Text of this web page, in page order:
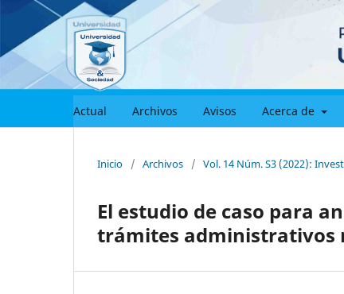
Actual Archivos Avisos Acerca de
Inicio / Archivos / Vol. 14 Núm. S3 (2022):
El estudio de caso para
trámites administrativos